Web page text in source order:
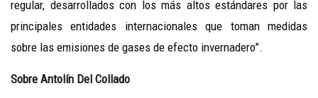
regular, desarrollados con los más altos estándares por las
principales entidades internacionales que toman medidas
sobre las emisiones de gases de efecto invernadero”.
Sobre Antolín Del Collado